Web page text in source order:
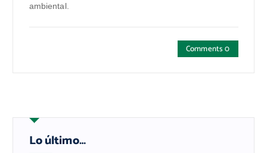
ambiental.
Comments 0
Lo último…